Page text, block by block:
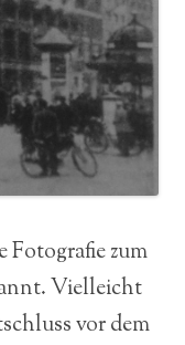
Fotografie zum
Vielleicht
vor dem